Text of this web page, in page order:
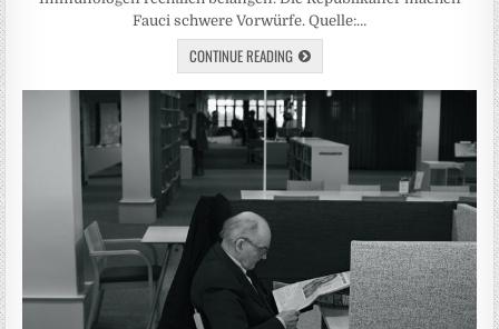
Fauci schwere Vorwürfe. Quelle:…
CONTINUE READING